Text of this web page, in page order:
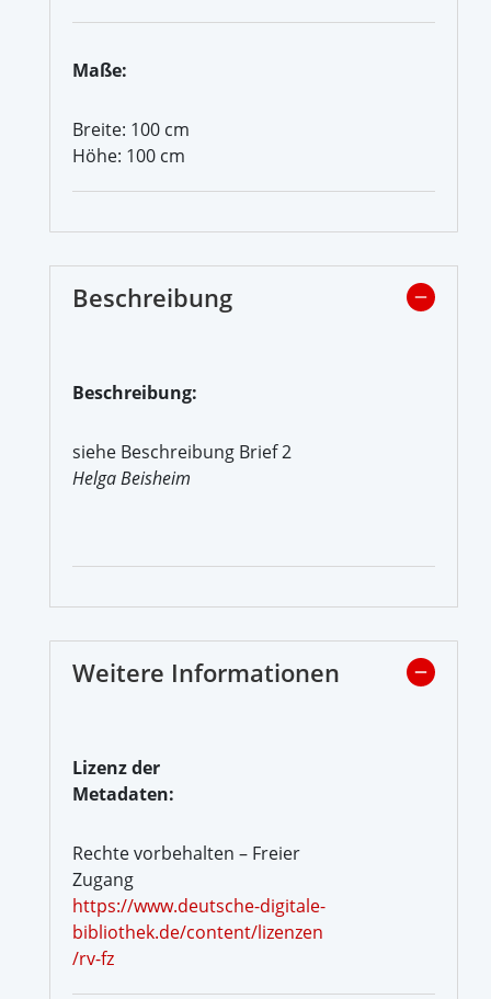
Maße:
Breite: 100 cm
Höhe: 100 cm
Beschreibung
Beschreibung:
siehe Beschreibung Brief 2
Helga Beisheim
Weitere Informationen
Lizenz der
Metadaten:
Rechte vorbehalten – Freier
Zugang
https://www.deutsche-digitale-
bibliothek.de/content/lizenzen
/rv-fz